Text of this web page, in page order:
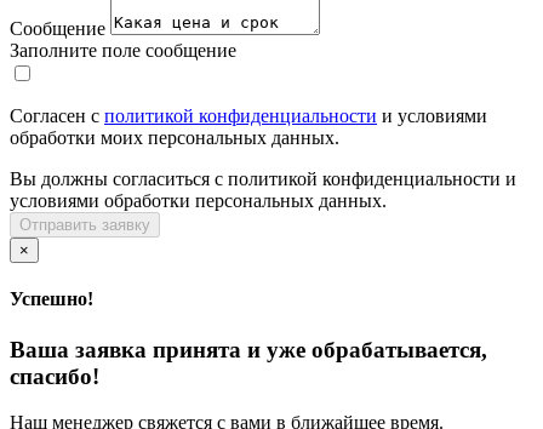
Сообщение
Заполните поле сообщение
Согласен с политикой конфиденциальности и условиями
обработки моих персональных данных.
Вы должны согласиться с политикой конфиденциальности и
условиями обработки персональных данных.
Отправить заявку
×
Успешно!
Ваша заявка принята и уже обрабатывается,
спасибо!
Наш менеджер свяжется с вами в ближайшее время.